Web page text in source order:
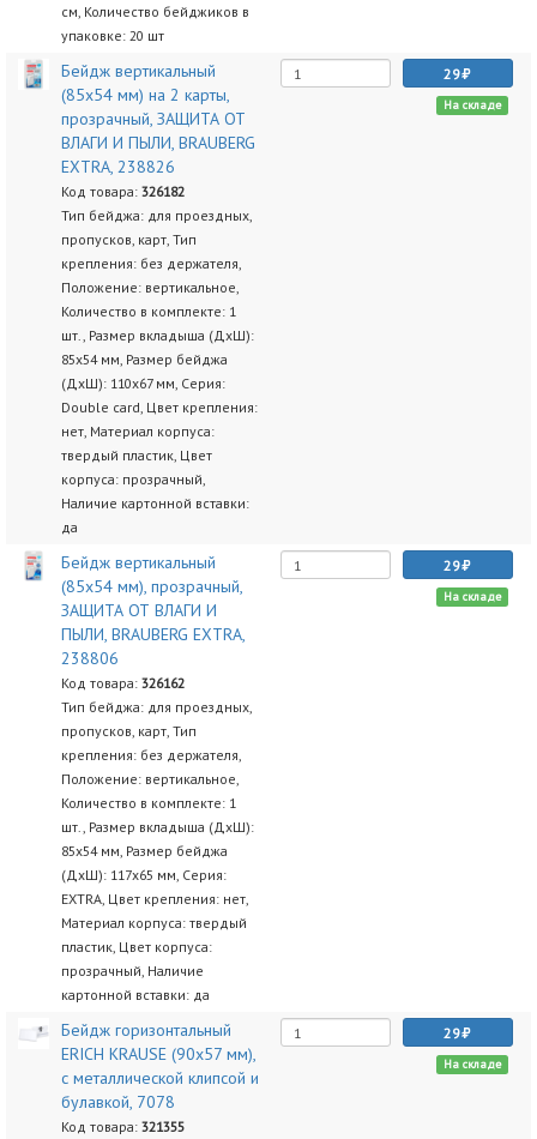
см, Количество бейджиков в
упаковке: 20 шт
Бейдж вертикальный
(85х54 мм) на 2 карты,
прозрачный, ЗАЩИТА ОТ
ВЛАГИ И ПЫЛИ, BRAUBERG
EXTRA, 238826
Код товара: 326182
Тип бейджа: для проездных,
пропусков, карт, Тип
крепления: без держателя,
Положение: вертикальное,
Количество в комплекте: 1
шт., Размер вкладыша (ДхШ):
85х54 мм, Размер бейджа
(ДхШ): 110х67 мм, Серия:
Double card, Цвет крепления:
нет, Материал корпуса:
твердый пластик, Цвет
корпуса: прозрачный,
Наличие картонной вставки:
да
29
На складе
Бейдж вертикальный
(85х54 мм), прозрачный,
ЗАЩИТА ОТ ВЛАГИ И
ПЫЛИ, BRAUBERG EXTRA,
238806
Код товара: 326162
Тип бейджа: для проездных,
пропусков, карт, Тип
крепления: без держателя,
Положение: вертикальное,
Количество в комплекте: 1
шт., Размер вкладыша (ДхШ):
85х54 мм, Размер бейджа
(ДхШ): 117х65 мм, Серия:
EXTRA, Цвет крепления: нет,
Материал корпуса: твердый
пластик, Цвет корпуса:
прозрачный, Наличие
картонной вставки: да
29
На складе
Бейдж горизонтальный
ERICH KRAUSE (90х57 мм),
с металлической клипсой и
булавкой, 7078
Код товара: 321355
29
На складе